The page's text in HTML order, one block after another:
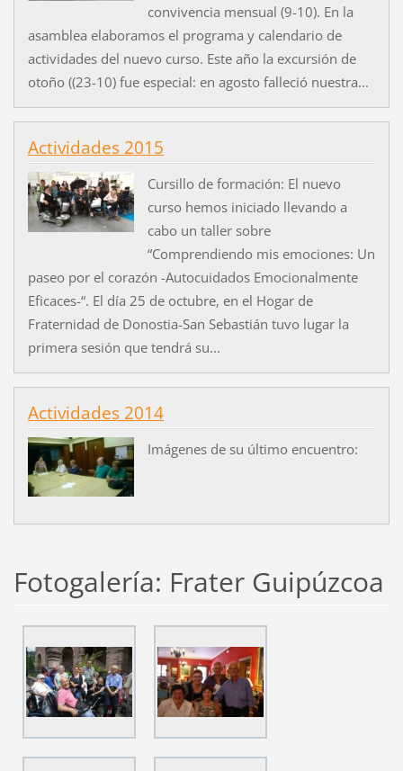
convivencia mensual (9-10). En la
asamblea elaboramos el programa y calendario de
actividades del nuevo curso. Este año la excursión de
otoño ((23-10) fue especial: en agosto falleció nuestra...
Actividades 2015
Cursillo de formación: El nuevo
curso hemos iniciado llevando a
cabo un taller sobre
“Comprendiendo mis emociones: Un
paseo por el corazón -Autocuidados Emocionalmente
Eficaces-“. El día 25 de octubre, en el Hogar de
Fraternidad de Donostia-San Sebastián tuvo lugar la
primera sesión que tendrá su...
Actividades 2014
Imágenes de su último encuentro:
Fotogalería: Frater Guipúzcoa